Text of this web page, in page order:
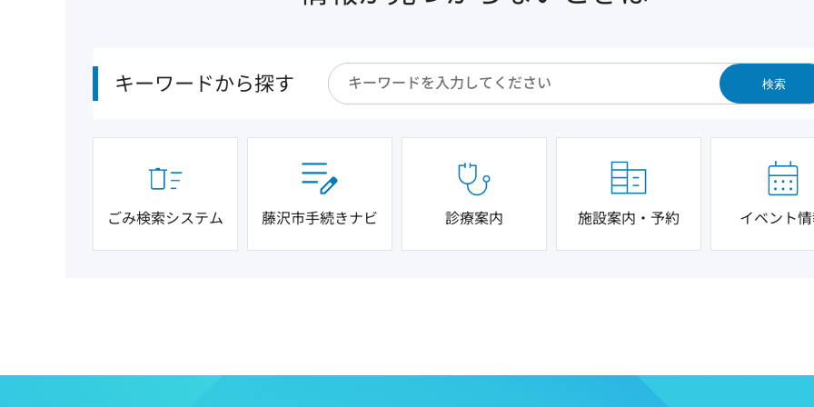
キーワードから探す 検索
ごみ検索システム 藤沢市手続きナビ 診療案内 施設案内・予約 イベント